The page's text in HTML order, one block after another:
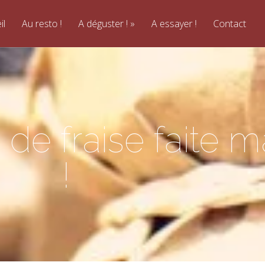
Au resto ! A déguster ! A essayer ! Contact
fraise faite
!